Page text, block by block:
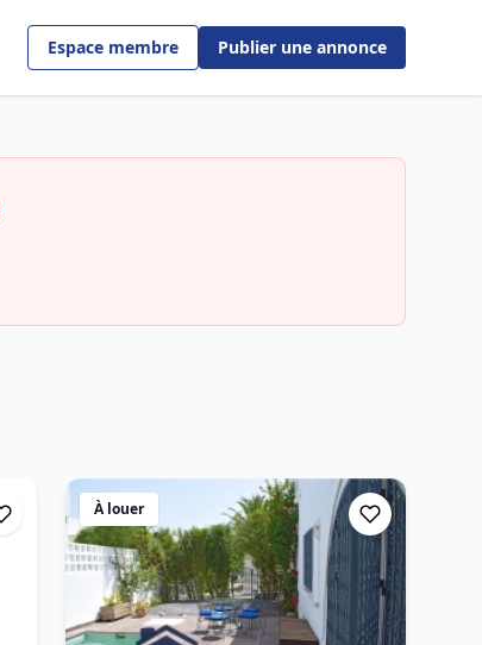
Espace membre Publier une annonce
À louer